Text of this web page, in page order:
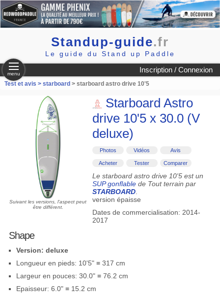
Standup-guide.fr
Le guide du Stand up Paddle
Inscription / Connexion
menu
Test et avis > starboard > starboard astro drive 10'5
Suivant les versions, l'aspect peut
être différent.
Starboard Astro
drive 10'5 x 30.0 (V
deluxe)
Photos Vidéos Avis
Acheter Tester Comparer
Le starboard astro drive 10'5 est un
SUP gonflablede Tout terrain par
STARBOARD.
version épaisse
Dates de commercialisation: 2014-
2017
Shape
Version: deluxe
Longueur en pieds: 10'5" ≡ 317 cm
Largeur en pouces: 30.0" ≡ 76.2 cm
Epaisseur: 6.0" ≡ 15.2 cm